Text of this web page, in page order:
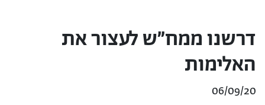
דרשנו ממח״ש לעצור את
האלימות
06/09/20